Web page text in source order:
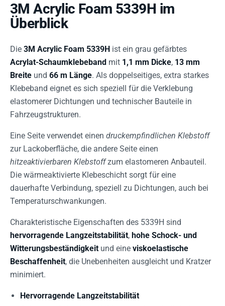
3M Acrylic Foam 5339H im
Überblick
Die 3M Acrylic Foam 5339H ist ein grau gefärbtes
Acrylat-Schaumklebeband mit 1,1 mm Dicke, 13 mm
Breite und 66 m Länge. Als doppelseitiges, extra starkes
Klebeband eignet es sich speziell für die Verklebung
elastomerer Dichtungen und technischer Bauteile in
Fahrzeugstrukturen.
Eine Seite verwendet einen druckempfindlichen Klebstoff
zur Lackoberfläche, die andere Seite einen
hitzeaktivierbaren Klebstoffzum elastomeren Anbauteil.
Die wärmeaktivierte Klebeschicht sorgt für eine
dauerhafte Verbindung, speziell zu Dichtungen, auch bei
Temperaturschwankungen.
Charakteristische Eigenschaften des 5339H sind
hervorragende Langzeitstabilität, hohe Schock- und
Witterungsbeständigkeit und eine viskoelastische
Beschaffenheit, die Unebenheiten ausgleicht und Kratzer
minimiert.
Hervorragende Langzeitstabilität